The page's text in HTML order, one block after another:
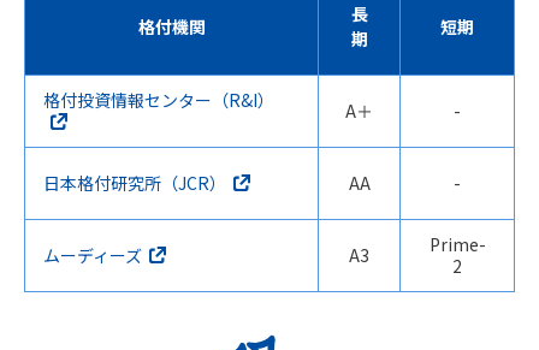
格付機関
長
期
短期
格付投資情報センター（R&I） A＋ -
日本格付研究所（JCR） AA -
ムーディーズ A3
Prime-
2